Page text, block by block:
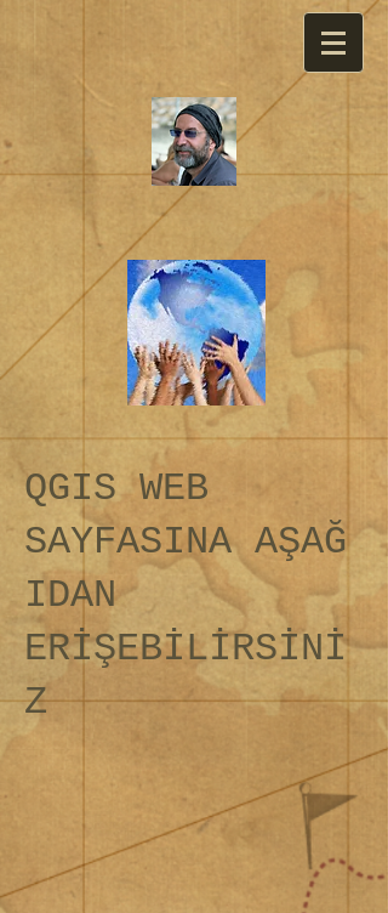
QGIS WEB
SAYFASINA AŞAĞ
IDAN
ERİŞEBİLİRSİNİ
Z